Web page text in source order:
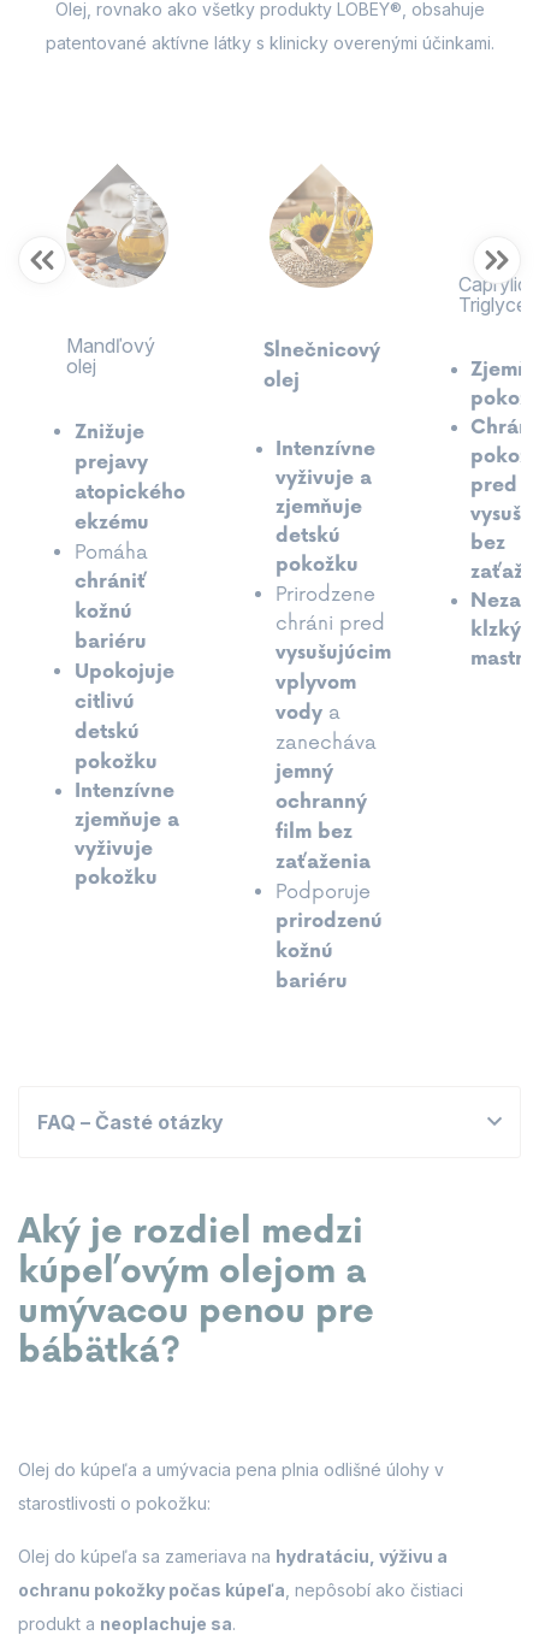
Olej, rovnako ako všetky produkty LOBEY®, obsahuje
patentované aktívne látky s klinicky overenými účinkami.
Mandľový
olej
Znižuje
prejavy
atopického
ekzému
Pomáha
chrániť
kožnú
bariéru
Upokojuje
citlivú
detskú
pokožku
Intenzívne
zjemňuje a
vyživuje
pokožku
Slnečnicový
olej
Intenzívne
vyživuje a
zjemňuje
detskú
pokožku
Prirodzene
chráni pred
vysušujúcim
vplyvom
vody a
zanecháva
jemný
ochranný
film bez
zaťaženia
Podporuje
prirodzenú
kožnú
bariéru
Chráni
pred
bez
klzký
FAQ – Časté otázky
Aký je rozdiel medzi
kúpeľovým olejom a
umývacou penou pre
bábätká?
Olej do kúpeľa a umývacia pena plnia odlišné úlohy v
starostlivosti o pokožku:
Olej do kúpeľa sa zameriava na hydratáciu, výživu a
ochranu pokožky počas kúpeľa , nepôsobí ako čistiaci
produkt a neoplachuje sa.